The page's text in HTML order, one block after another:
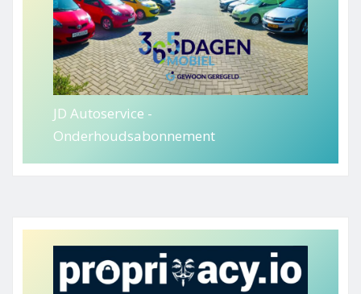
JD Autoservice -
Onderhoudsabonnement